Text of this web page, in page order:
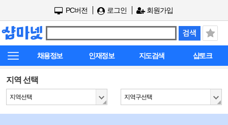
PC버전 로그인 회원가입
채용정보 인재정보 지도검색 샵토크
지역 선택
지역선택 지역구선택